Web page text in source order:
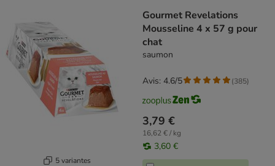
5 variantes
Gourmet Revelations
Mousseline 4 x 57 g pour
chat
saumon
3,79 €
16,62 € / kg
3,60 €
Avis: 4.6/5 (385)